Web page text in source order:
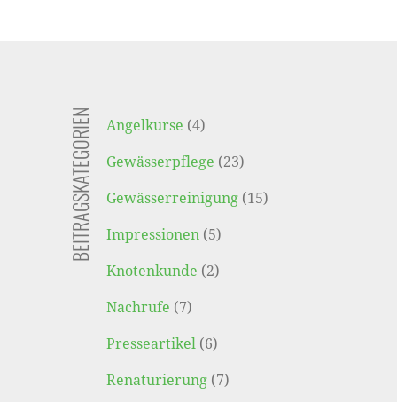
BEITRAGSKATEGORIEN Angelkurse (4)
Gewässerpflege (23)
Gewässerreinigung (15)
Impressionen (5)
Knotenkunde (2)
Nachrufe (7)
Presseartikel (6)
Renaturierung (7)